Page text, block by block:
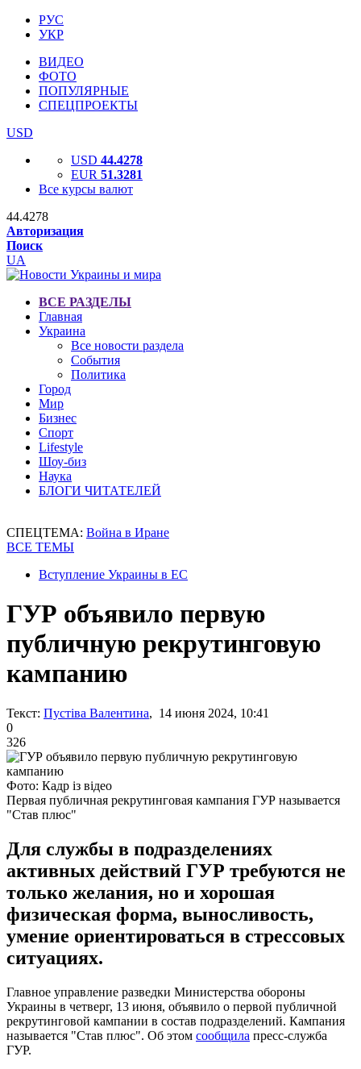
РУС
УКР
ВИДЕО
ФОТО
ПОПУЛЯРНЫЕ
СПЕЦПРОЕКТЫ
USD
USD 44.4278
EUR 51.3281
Все курсы валют
44.4278
Авторизация
Поиск
UA
ВСЕ РАЗДЕЛЫ
Главная
Украина
Все новости раздела
События
Политика
Город
Мир
Бизнес
Спорт
Lifestyle
Шоу-биз
Наука
БЛОГИ ЧИТАТЕЛЕЙ
СПЕЦТЕМА: Война в Иране
ВСЕ ТЕМЫ
Вступление Украины в ЕС
ГУР объявило первую
публичную рекрутинговую
кампанию
Текст: Пустіва Валентина, 14 июня 2024, 10:41
0
326
Фото: Кадр із відео
Первая публичная рекрутинговая кампания ГУР называется
"Став плюс"
Для службы в подразделениях
активных действий ГУР требуются не
только желания, но и хорошая
физическая форма, выносливость,
умение ориентироваться в стрессовых
ситуациях.
Главное управление разведки Министерства обороны
Украины в четверг, 13 июня, объявило о первой публичной
рекрутинговой кампании в состав подразделений. Кампания
называется "Став плюс". Об этом сообщила пресс-служба
ГУР.